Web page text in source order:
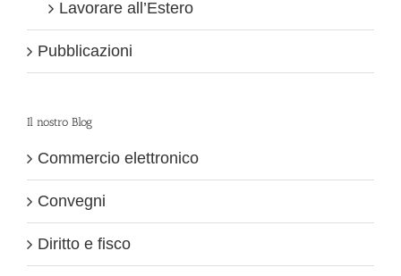
Lavorare all’Estero
Pubblicazioni
Il nostro Blog
Commercio elettronico
Convegni
Diritto e fisco